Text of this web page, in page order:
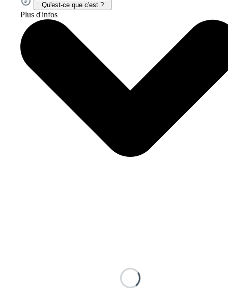
Qu'est-ce que c'est ?
Plus d'infos